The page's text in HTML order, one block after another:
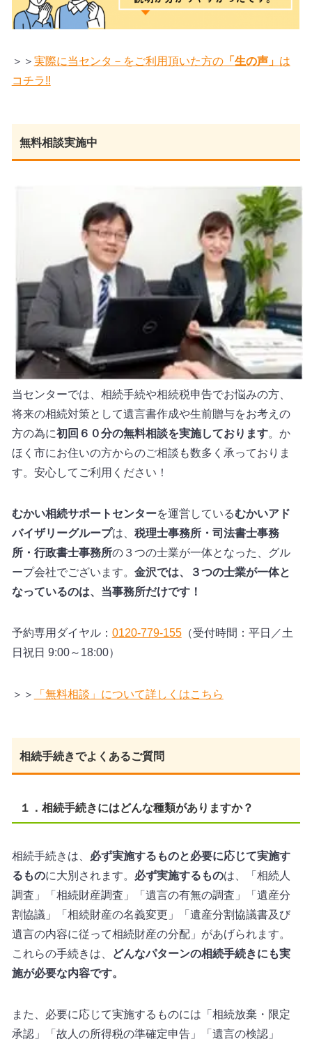
＞＞ 実際に当センタ－をご利用頂いた方の「生の声」 は
コチラ!!
無料相談実施中
当センターでは、相続手続や相続税申告でお悩みの方、
将来の相続対策として遺言書作成や生前贈与をお考えの
方の為に初回６０分の無料相談を実施しております。か
ほく市にお住いの方からのご相談も数多く承っておりま
す。安心してご利用ください！
むかい相続サポートセンターを運営しているむかいアド
バイザリーグループは、 税理士事務所・司法書士事務
所・行政書士事務所の３つの士業が一体となった、グル
ープ会社でございます。 金沢では、３つの士業が一体と
なっているのは、当事務所だけです！
予約専用ダイヤル： 0120-779-155（受付時間：平日／土
日祝日 9:00～18:00）
＞＞ 「無料相談」について詳しくはこちら
相続手続きでよくあるご質問
１．相続手続きにはどんな種類がありますか？
相続手続きは、 必ず実施するものと必要に応じて実施す
るものに大別されます。 必ず実施するものは、「相続人
調査」「相続財産調査」「遺言の有無の調査」「遺産分
割協議」「相続財産の名義変更」「遺産分割協議書及び
遺言の内容に従って相続財産の分配」があげられます。
これらの手続きは、
どんなパターンの相続手続きにも実
施が必要な内容です。
また、必要に応じて実施するものには「相続放棄・限定
承認」「故人の所得税の準確定申告」「遺言の検認」